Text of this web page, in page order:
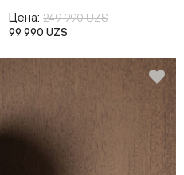
Цена: 249 990 UZS
99 990 UZS